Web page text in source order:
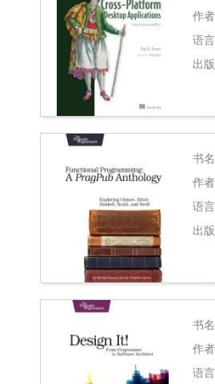
作者
语言
出
书名
作者
语言
出
书名
作者
语言